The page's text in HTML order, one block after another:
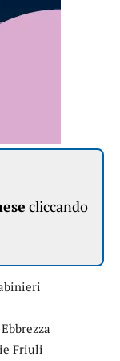
cliccando
Friuli